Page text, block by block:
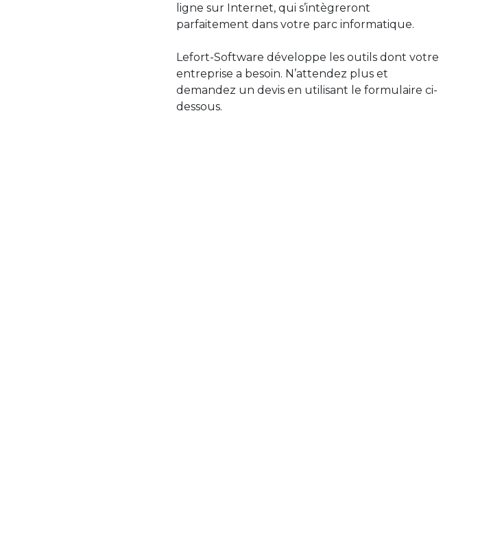
ligne sur Internet, qui s’intègreront
parfaitement dans votre parc informatique.
Lefort-Software développe les outils dont votre
entreprise a besoin. N’attendez plus et
demandez un devis en utilisant le formulaire ci-
dessous.